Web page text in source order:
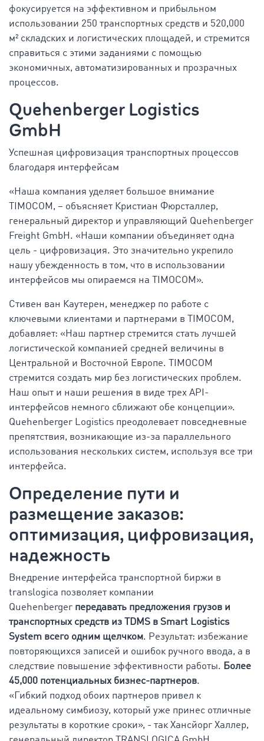
фокусируется на эффективном и прибыльном
использовании 250 транспортных средств и 520,000
м² складских и логистических площадей, и стремится
справиться с этими заданиями с помощью
экономичных, автоматизированных и прозрачных
процессов.
Quehenberger Logistics
GmbH
Успешная цифровизация транспортных процессов
благодаря интерфейсам
«Наша компания уделяет большое внимание
TIMOCOM, – объясняет Кристиан Фюрсталлер,
генеральный директор и управляющий Quehenberger
Freight GmbH. «Наши компании объединяет одна
цель - цифровизация. Это значительно укрепило
нашу убежденность в том, что в использовании
интерфейсов мы опираемся на TIMOCOM».
Стивен ван Каутерен, менеджер по работе с
ключевыми клиентами и партнерами в TIMOCOM,
добавляет: «Наш партнер стремится стать лучшей
логистической компанией средней величины в
Центральной и Восточной Европе. TIMOCOM
стремится создать мир без логистических проблем.
Наш опыт и наши решения в виде трех API-
интерфейсов немного сближают обе концепции».
Quehenberger Logistics преодолевает повседневные
препятствия, возникающие из-за параллельного
использования нескольких систем, используя все три
интерфейса.
Определение пути и
размещение заказов:
оптимизация, цифровизация,
надежность
Внедрение интерфейса транспортной биржи в
translogica позволяет компании
Quehenberger передавать предложения грузов и
транспортных средств из TDMS в Smart Logistics
System всего одним щелчком. Результат: избежание
повторяющихся записей и ошибок ручного ввода, а в
следствие повышение эффективности работы. Более
45,000 потенциальных бизнес-партнеров.
«Гибкий подход обоих партнеров привел к
идеальному симбиозу, который уже принес отличные
результаты в короткие сроки», - так Хансйорг Халлер,